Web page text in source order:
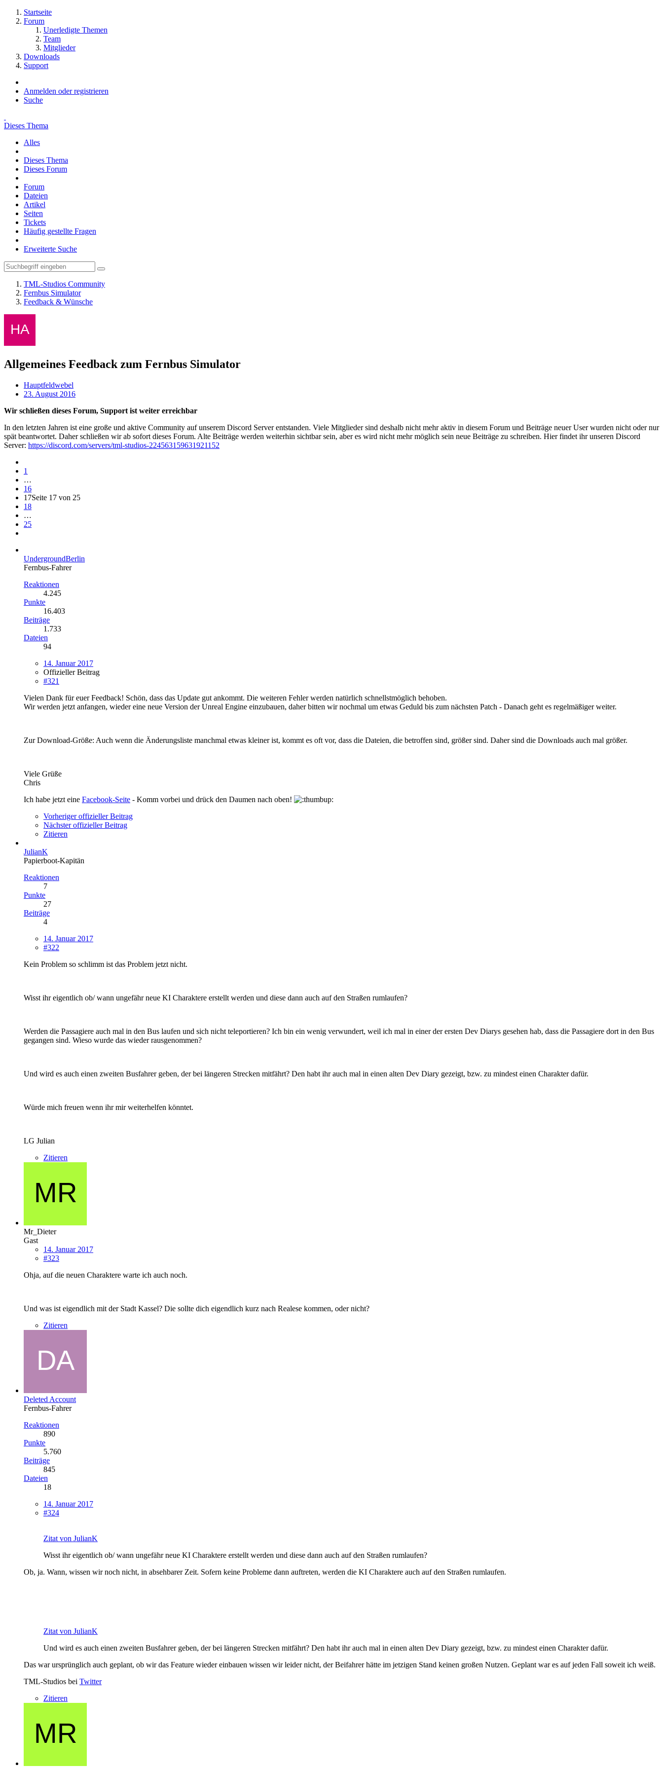
Startseite
Forum
Unerledigte Themen
Team
Mitglieder
Downloads
Support
Anmelden oder registrieren
Suche
Dieses Thema
Alles
Dieses Thema
Dieses Forum
Forum
Dateien
Artikel
Seiten
Tickets
Häufig gestellte Fragen
Erweiterte Suche
TML-Studios Community
Fernbus Simulator
Feedback & Wünsche
Allgemeines Feedback zum Fernbus Simulator
Hauptfeldwebel
23. August 2016
Wir schließen dieses Forum, Support ist weiter erreichbar
In den letzten Jahren ist eine große und aktive Community auf unserem Discord Server entstanden. Viele Mitglieder sind deshalb nicht mehr aktiv in diesem Forum und Beiträge neuer User wurden nicht oder nur
spät beantwortet. Daher schließen wir ab sofort dieses Forum. Alte Beiträge werden weiterhin sichtbar sein, aber es wird nicht mehr möglich sein neue Beiträge zu schreiben. Hier findet ihr unseren Discord
Server: https://discord.com/servers/tml-studios-224563159631921152
1
…
16
17Seite 17 von 25
18
…
25
UndergroundBerlin
Fernbus-Fahrer
Reaktionen
4.245
Punkte
16.403
Beiträge
1.733
Dateien
94
14. Januar 2017
Offizieller Beitrag
#321
Vielen Dank für euer Feedback! Schön, dass das Update gut ankommt. Die weiteren Fehler werden natürlich schnellstmöglich behoben.
Wir werden jetzt anfangen, wieder eine neue Version der Unreal Engine einzubauen, daher bitten wir nochmal um etwas Geduld bis zum nächsten Patch - Danach geht es regelmäßiger weiter.
Zur Download-Größe: Auch wenn die Änderungsliste manchmal etwas kleiner ist, kommt es oft vor, dass die Dateien, die betroffen sind, größer sind. Daher sind die Downloads auch mal größer.
Viele Grüße
Chris
Ich habe jetzt eine Facebook-Seite - Komm vorbei und drück den Daumen nach oben!
Vorheriger offizieller Beitrag
Nächster offizieller Beitrag
Zitieren
JulianK
Papierboot-Kapitän
Reaktionen
7
Punkte
27
Beiträge
4
14. Januar 2017
#322
Kein Problem so schlimm ist das Problem jetzt nicht.
Wisst ihr eigentlich ob/ wann ungefähr neue KI Charaktere erstellt werden und diese dann auch auf den Straßen rumlaufen?
Werden die Passagiere auch mal in den Bus laufen und sich nicht teleportieren? Ich bin ein wenig verwundert, weil ich mal in einer der ersten Dev Diarys gesehen hab, dass die Passagiere dort in den Bus
gegangen sind. Wieso wurde das wieder rausgenommen?
Und wird es auch einen zweiten Busfahrer geben, der bei längeren Strecken mitfährt? Den habt ihr auch mal in einen alten Dev Diary gezeigt, bzw. zu mindest einen Charakter dafür.
Würde mich freuen wenn ihr mir weiterhelfen könntet.
LG Julian
Zitieren
Mr_Dieter
Gast
14. Januar 2017
#323
Ohja, auf die neuen Charaktere warte ich auch noch.
Und was ist eigendlich mit der Stadt Kassel? Die sollte dich eigendlich kurz nach Realese kommen, oder nicht?
Zitieren
Deleted Account
Fernbus-Fahrer
Reaktionen
890
Punkte
5.760
Beiträge
845
Dateien
18
14. Januar 2017
#324
Zitat von JulianK
Wisst ihr eigentlich ob/ wann ungefähr neue KI Charaktere erstellt werden und diese dann auch auf den Straßen rumlaufen?
Ob, ja. Wann, wissen wir noch nicht, in absehbarer Zeit. Sofern keine Probleme dann auftreten, werden die KI Charaktere auch auf den Straßen rumlaufen.
Zitat von JulianK
Und wird es auch einen zweiten Busfahrer geben, der bei längeren Strecken mitfährt? Den habt ihr auch mal in einen alten Dev Diary gezeigt, bzw. zu mindest einen Charakter dafür.
Das war ursprünglich auch geplant, ob wir das Feature wieder einbauen wissen wir leider nicht, der Beifahrer hätte im jetzigen Stand keinen großen Nutzen. Geplant war es auf jeden Fall soweit ich weiß.
TML-Studios bei Twitter
Zitieren